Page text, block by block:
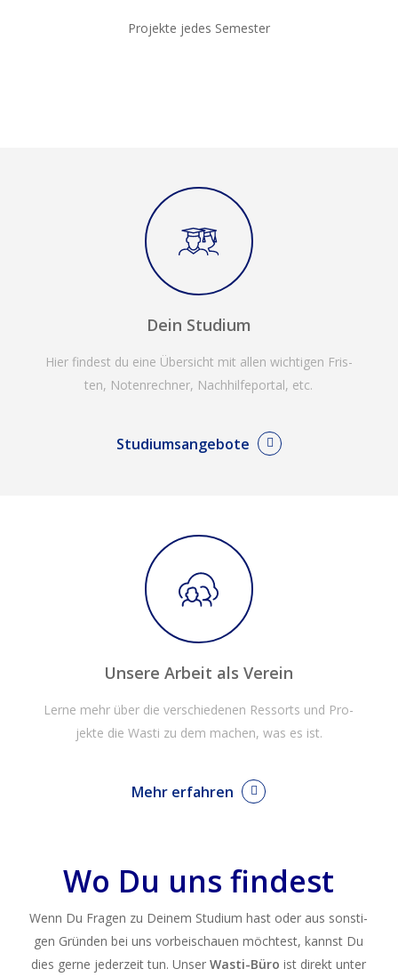
Pro­jek­te jedes Semester
Dein Studium
Hier fin­dest du eine Über­sicht mit allen wich­ti­gen Fris­
ten, Noten­rech­ner, Nach­hil­fe­por­tal, etc.
Studiumsangebote
Unsere Arbeit als Verein
Ler­ne mehr über die ver­schie­de­nen Res­sorts und Pro­
jek­te die Was­ti zu dem machen, was es ist.
Mehr erfahren
Wo Du uns findest
Wenn Du Fra­gen zu Dei­nem Stu­di­um hast oder aus sons­ti­
gen Grün­den bei uns vor­bei­schau­en möch­test, kannst Du
dies ger­ne jeder­zeit tun. UnserWas­ti-Büroist direkt unter